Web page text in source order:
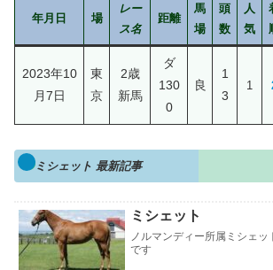
年月日 場
レー
ス名
距離
馬
場
頭
数
人
気
2023年10
月7日
東
京
2歳
新馬
ダ
130
0
良
1
3
1
ミシェット 最新記事
ミシェット
ノルマンディー所属ミシェ
です